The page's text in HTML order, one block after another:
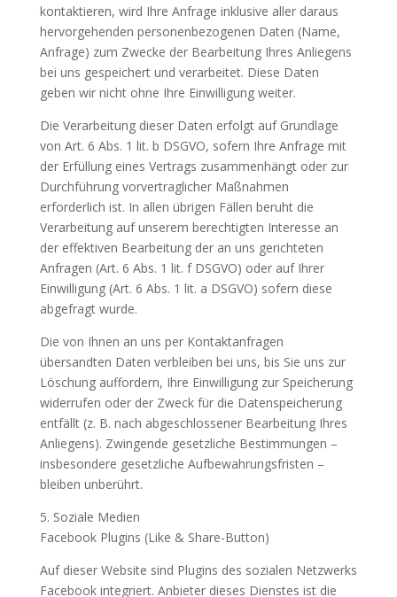
kontaktieren, wird Ihre Anfrage inklusive aller daraus
hervorgehenden personenbezogenen Daten (Name,
Anfrage) zum Zwecke der Bearbeitung Ihres Anliegens
bei uns gespeichert und verarbeitet. Diese Daten
geben wir nicht ohne Ihre Einwilligung weiter.
Die Verarbeitung dieser Daten erfolgt auf Grundlage
von Art. 6 Abs. 1 lit. b DSGVO, sofern Ihre Anfrage mit
der Erfüllung eines Vertrags zusammenhängt oder zur
Durchführung vorvertraglicher Maßnahmen
erforderlich ist. In allen übrigen Fällen beruht die
Verarbeitung auf unserem berechtigten Interesse an
der effektiven Bearbeitung der an uns gerichteten
Anfragen (Art. 6 Abs. 1 lit. f DSGVO) oder auf Ihrer
Einwilligung (Art. 6 Abs. 1 lit. a DSGVO) sofern diese
abgefragt wurde.
Die von Ihnen an uns per Kontaktanfragen
übersandten Daten verbleiben bei uns, bis Sie uns zur
Löschung auffordern, Ihre Einwilligung zur Speicherung
widerrufen oder der Zweck für die Datenspeicherung
entfällt (z. B. nach abgeschlossener Bearbeitung Ihres
Anliegens). Zwingende gesetzliche Bestimmungen –
insbesondere gesetzliche Aufbewahrungsfristen –
bleiben unberührt.
5. Soziale Medien
Facebook Plugins (Like & Share-Button)
Auf dieser Website sind Plugins des sozialen Netzwerks
Facebook integriert. Anbieter dieses Dienstes ist die